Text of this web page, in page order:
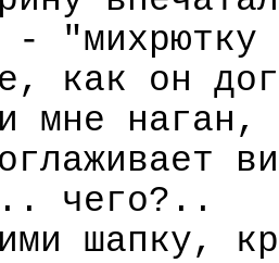
-
как он
мне наган,
чего?..
шапку,